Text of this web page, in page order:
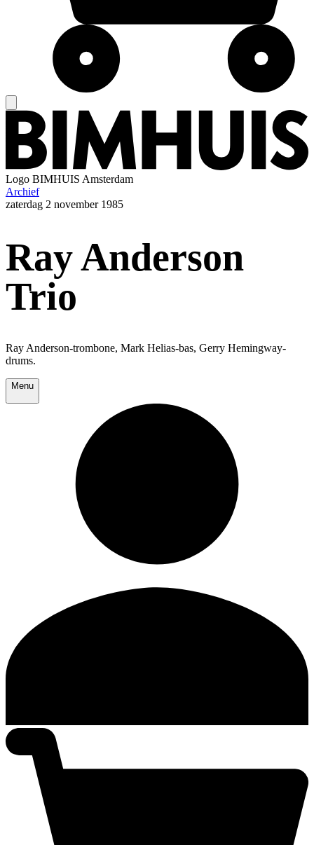
Logo BIMHUIS Amsterdam
Archief
zaterdag 2 november 1985
Ray Anderson
Trio
Ray Anderson-trombone, Mark Helias-bas, Gerry Hemingway-
drums.
Menu